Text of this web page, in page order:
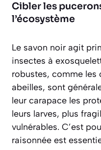
Cibler les
l’écosystème
Le savon noir agit
insectes à
robustes, comme les
abeilles, sont
leur carapace les
leurs larves, plus
vulnérables. C’est
raisonnée est